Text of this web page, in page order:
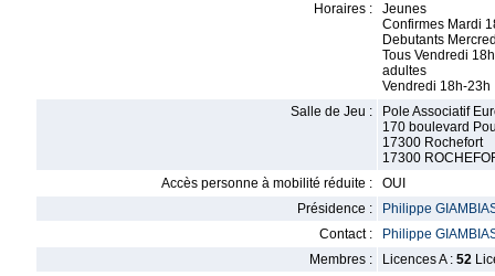
Horaires :
Jeunes
Confirmes Mardi
Debutants
Tous Vendredi
adultes
Vendredi 18h-23h
Salle de Jeu :
Pole Associatif
170 boulevard
17300 Rochefort
17300
Accès personne à mobilité réduite :
OUI
Présidence :
Philippe
Contact :
Philippe
Membres :
Licences A : 52